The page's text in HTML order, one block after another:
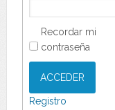
Recordar mi
contraseña
ACCEDER
Registro